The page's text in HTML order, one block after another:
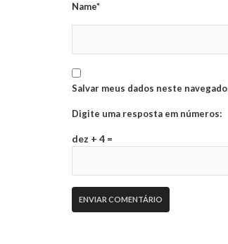
Name*
Salvar meus dados neste
Digite uma resposta em números:
dez + 4 =